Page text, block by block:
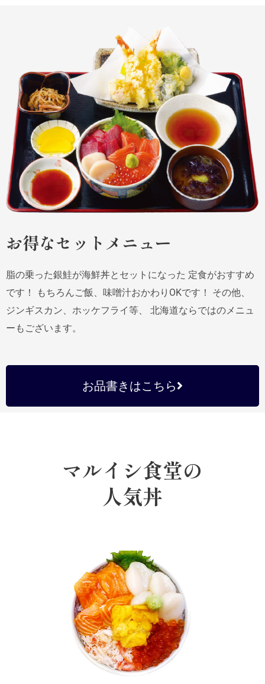
お得なセットメニュー
脂の乗った銀鮭が海鮮丼とセットになった 定食がおすすめ
です！ もちろんご飯、味噌汁おかわりOKです！ その他、
ジンギスカン、ホッケフライ等、 北海道ならではのメニュ
ーもございます。
お品書きはこちら
マルイシ食堂の
人気丼